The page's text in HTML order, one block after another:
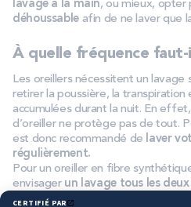
lavage à la main, ou mieux, opter
déhoussableafin de ne laver que
À quelle fréquence
Les oreillers nécessitent un
retirer la poussière, la transpiration
accumulées durant la nuit. En
d’oreiller ne protège pas de tout.
est donc recommandé de laver
régulièrement.
Pour un oreiller en fibre
envisager un lavage tous les deux
naturels ou à mousse à mémoire